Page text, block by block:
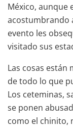
México, aunque
acostumbrando
evento les
visitado sus
Las cosas están
de todo lo que
Los ceteminas,
se ponen
como el chinito,